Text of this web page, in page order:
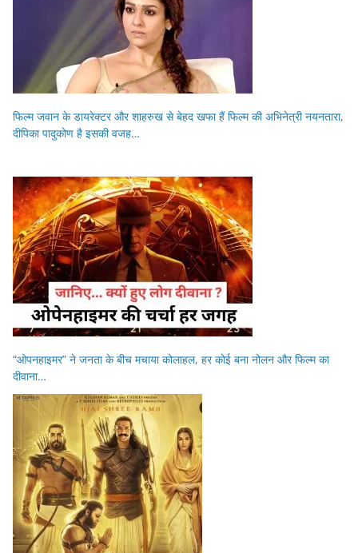
फिल्म जवान के डायरेक्टर और शाहरुख से बेहद खफा हैं फिल्म की अभिनेत्री नयनतारा,
दीपिका पादुकोण है इसकी वजह…
“ओपनहाइमर” ने जनता के बीच मचाया कोलाहल, हर कोई बना नोलन और फिल्म का
दीवाना…